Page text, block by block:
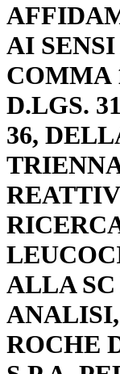
AI
COMMA
D.LGS.
36,
ALLA
ROCHE